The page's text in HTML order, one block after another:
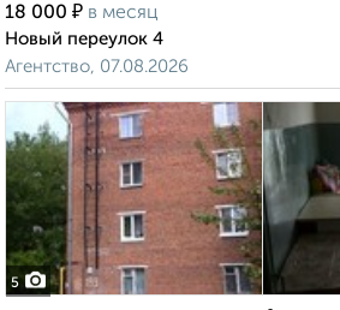
18 000 ₽ в месяц
Новый переулок 4
Агентство, 07.08.2026
5